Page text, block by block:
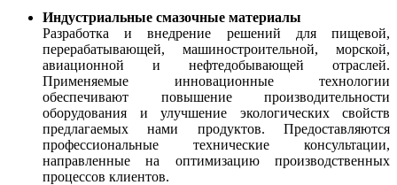
Индустриальные смазочные материалы
Разработка и внедрение решений для пищевой,
перерабатывающей, машиностроительной, морской,
авиационной и нефтедобывающей отраслей.
Применяемые инновационные технологии
обеспечивают повышение производительности
оборудования и улучшение экологических свойств
предлагаемых нами продуктов. Предоставляются
профессиональные технические консультации,
направленные на оптимизацию производственных
процессов клиентов.